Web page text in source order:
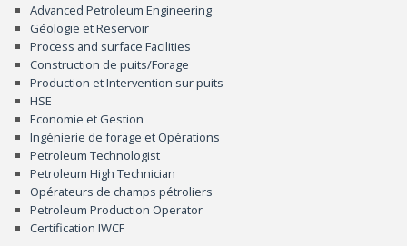
Advanced Petroleum Engineering
Géologie et Reservoir
Process and surface Facilities
Construction de puits/Forage
Production et Intervention sur puits
HSE
Economie et Gestion
Ingénierie de forage et Opérations
Petroleum Technologist
Petroleum High Technician
Opérateurs de champs pétroliers
Petroleum Production Operator
Certification IWCF